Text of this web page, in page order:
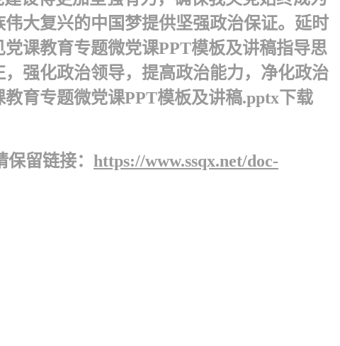
大复兴的中国梦提供坚强政治保证。 延时
课教育专题微党课PPT模板及讲稿指导思
强化政治领导，提高政治能力，净化政治
育专题微党课PPT模板及讲稿.pptx下载
留链接： https://www.ssqx.net/doc-